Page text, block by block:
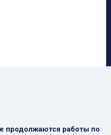
продолжаются работы по